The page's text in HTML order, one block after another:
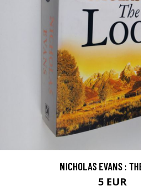
NICHOLAS EVANS :
5 EUR